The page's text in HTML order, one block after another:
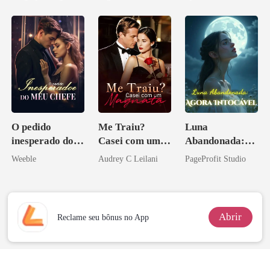
O pedido
inesperado do
meu chefe
Weeble
Me Traiu?
Casei com um
Magnata
Audrey C Leilani
Luna
Abandonada:
Agora Intocável
PageProfit Studio
Reclame seu bônus no App Abrir